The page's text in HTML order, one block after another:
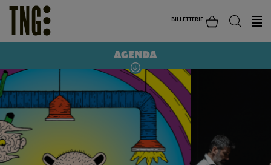
BILLETTERIE
AGENDA